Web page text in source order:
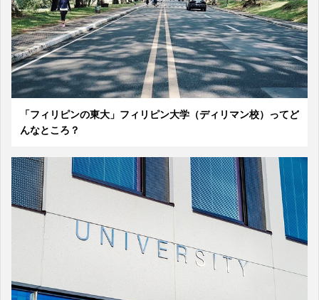
「フィリピンの東大」フィリピン大学（ディリマン校）ってど
んなところ？